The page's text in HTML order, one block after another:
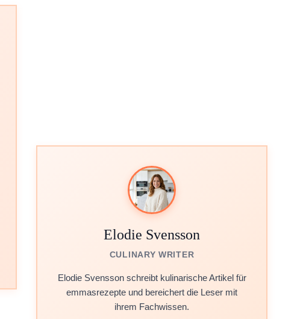
Elodie Svensson
CULINARY WRITER
Elodie Svensson schreibt kulinarische Artikel für
emmasrezepte und bereichert die Leser mit
ihrem Fachwissen.